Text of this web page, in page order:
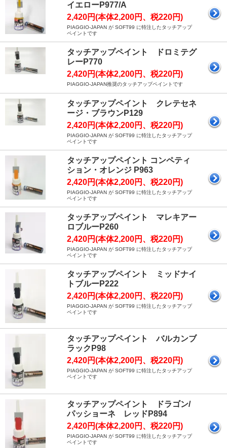
イエローP977/A
2,420円(本体2,200円、税220円)
PIAGGIO-JAPAN が SOFT99 に特注したタッチアップ
ペイントです
タッチアップペイント ドロミテグ
レーP770
2,420円(本体2,200円、税220円)
PIAGGIO-JAPAN推奨のタッチアップペイントです
タッチアップペイント クレテセネ
ージ・ブラウンP129
2,420円(本体2,200円、税220円)
PIAGGIO-JAPAN が SOFT99 に特注したタッチアップ
ペイントです
タッチアップペイント コンペティ
ション・オレンジ P963
2,420円(本体2,200円、税220円)
PIAGGIO-JAPAN が SOFT99 に特注したタッチアップ
ペイントです
タッチアップペイント マレキアー
ロブルーP260
2,420円(本体2,200円、税220円)
PIAGGIO-JAPAN が SOFT99 に特注したタッチアップ
ペイントです
タッチアップペイント ミッドナイ
トブルーP222
2,420円(本体2,200円、税220円)
PIAGGIO-JAPAN が SOFT99 に特注したタッチアップ
ペイントです
タッチアップペイント バルカンブ
ラックP98
2,420円(本体2,200円、税220円)
PIAGGIO-JAPAN が SOFT99 に特注したタッチアップ
ペイントです
タッチアップペイント ドラゴン/
パッショーネ レッドP894
2,420円(本体2,200円、税220円)
PIAGGIO-JAPAN が SOFT99 に特注したタッチアップ
ペイントです